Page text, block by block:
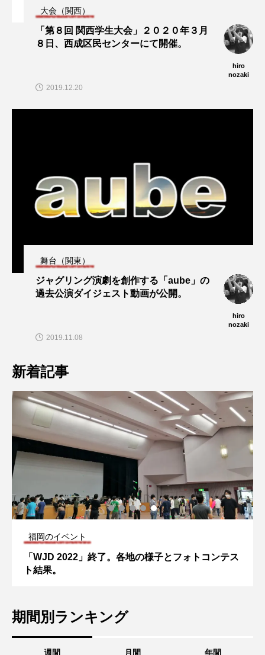
大会（関西）
「第８回 関西学生大会」２０２０年３月
８日、西成区民センターにて開催。
hiro
nozaki
2019.12.20
舞台（関東）
ジャグリング演劇を創作する「aube」の
過去公演ダイジェスト動画が公開。
hiro
nozaki
2019.11.08
新着記事
福岡のイベント
「WJD 2022」終了。各地の様子とフォトコンテス
ト結果。
期間別ランキング
週間 月間 年間